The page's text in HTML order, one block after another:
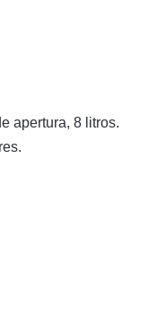
apertura, 8 litros.